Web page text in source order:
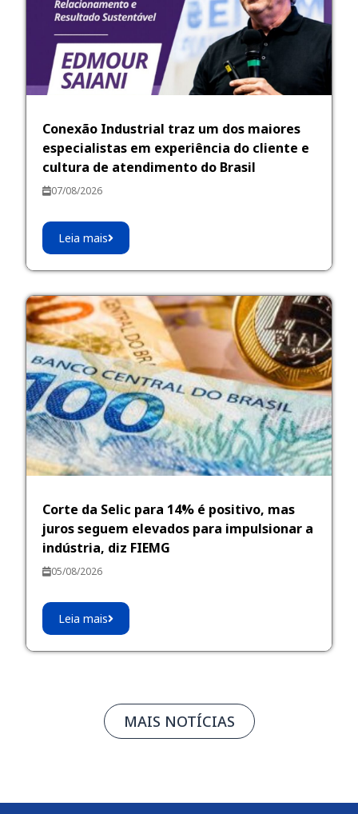
Conexão Industrial traz um dos maiores
especialistas em experiência do cliente e
cultura de atendimento do Brasil
07/08/2026
Leia mais
Corte da Selic para 14% é positivo, mas
juros seguem elevados para impulsionar a
indústria, diz FIEMG
05/08/2026
Leia mais
MAIS NOTÍCIAS